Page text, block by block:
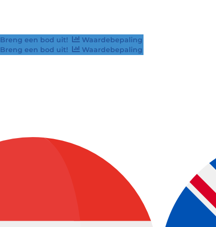
Breng een bod uit!
Waardebepaling
Breng een bod uit! Waardebepaling